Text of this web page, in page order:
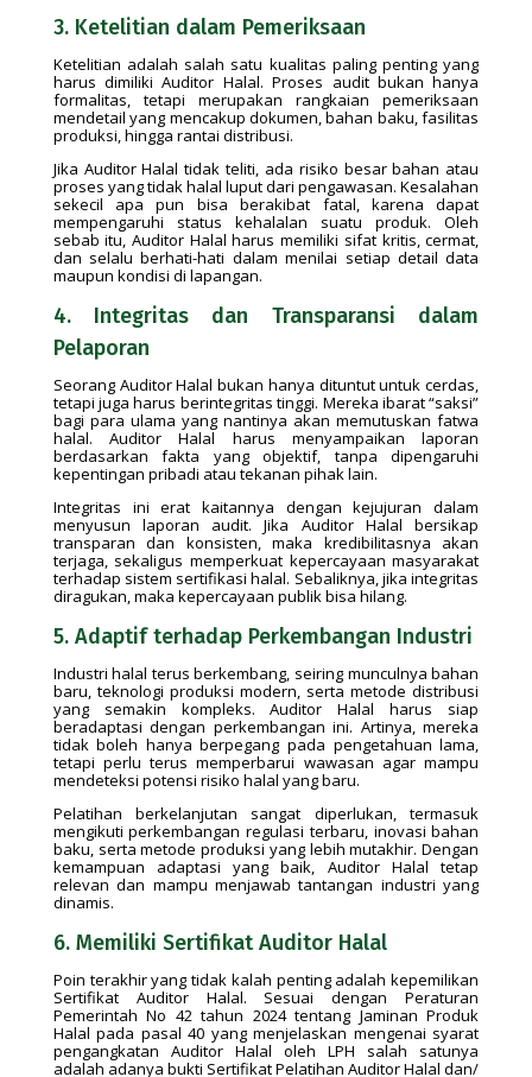
3. Ketelitian dalam Pemeriksaan
Ketelitian adalah salah satu kualitas paling penting yang
harus dimiliki Auditor Halal. Proses audit bukan hanya
formalitas, tetapi merupakan rangkaian pemeriksaan
mendetail yang mencakup dokumen, bahan baku, fasilitas
produksi, hingga rantai distribusi.
Jika Auditor Halal tidak teliti, ada risiko besar bahan atau
proses yang tidak halal luput dari pengawasan. Kesalahan
sekecil apa pun bisa berakibat fatal, karena dapat
mempengaruhi status kehalalan suatu produk. Oleh
sebab itu, Auditor Halal harus memiliki sifat kritis, cermat,
dan selalu berhati-hati dalam menilai setiap detail data
maupun kondisi di lapangan.
4. Integritas dan Transparansi dalam
Pelaporan
Seorang Auditor Halal bukan hanya dituntut untuk cerdas,
tetapi juga harus berintegritas tinggi. Mereka ibarat “saksi”
bagi para ulama yang nantinya akan memutuskan fatwa
halal. Auditor Halal harus menyampaikan laporan
berdasarkan fakta yang objektif, tanpa dipengaruhi
kepentingan pribadi atau tekanan pihak lain.
Integritas ini erat kaitannya dengan kejujuran dalam
menyusun laporan audit. Jika Auditor Halal bersikap
transparan dan konsisten, maka kredibilitasnya akan
terjaga, sekaligus memperkuat kepercayaan masyarakat
terhadap sistem sertifikasi halal. Sebaliknya, jika integritas
diragukan, maka kepercayaan publik bisa hilang.
5. Adaptif terhadap Perkembangan Industri
Industri halal terus berkembang, seiring munculnya bahan
baru, teknologi produksi modern, serta metode distribusi
yang semakin kompleks. Auditor Halal harus siap
beradaptasi dengan perkembangan ini. Artinya, mereka
tidak boleh hanya berpegang pada pengetahuan lama,
tetapi perlu terus memperbarui wawasan agar mampu
mendeteksi potensi risiko halal yang baru.
Pelatihan berkelanjutan sangat diperlukan, termasuk
mengikuti perkembangan regulasi terbaru, inovasi bahan
baku, serta metode produksi yang lebih mutakhir. Dengan
kemampuan adaptasi yang baik, Auditor Halal tetap
relevan dan mampu menjawab tantangan industri yang
dinamis.
6. Memiliki Sertifikat Auditor Halal
Poin terakhir yang tidak kalah penting adalah kepemilikan
Sertifikat Auditor Halal. Sesuai dengan Peraturan
Pemerintah No 42 tahun 2024 tentang Jaminan Produk
Halal pada pasal 40 yang menjelaskan mengenai syarat
pengangkatan Auditor Halal oleh LPH salah satunya
adalah adanya bukti Sertifikat Pelatihan Auditor Halal dan/